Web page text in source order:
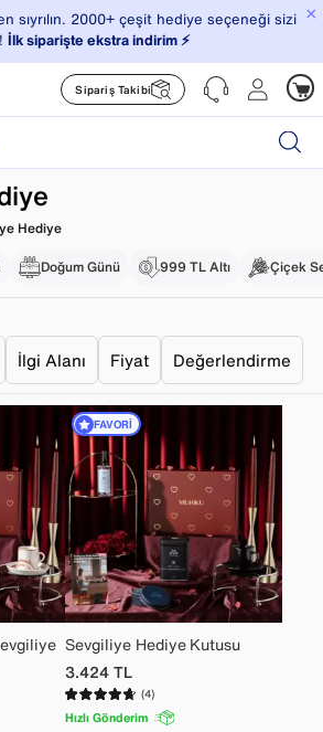
×
sıyrılın. 2000+ çeşit hediye seçeneği sizi
İlk siparişte ekstra indirim ⚡️
Sipariş Takibi
Hediye
Doğum Günü 999 TL Altı Çiçek
İlgi Alanı Fiyat Değerlendirme
Sevgiliye Hediye Kutusu
3.424TL
(4)
Hızlı Gönderim
FAVORI